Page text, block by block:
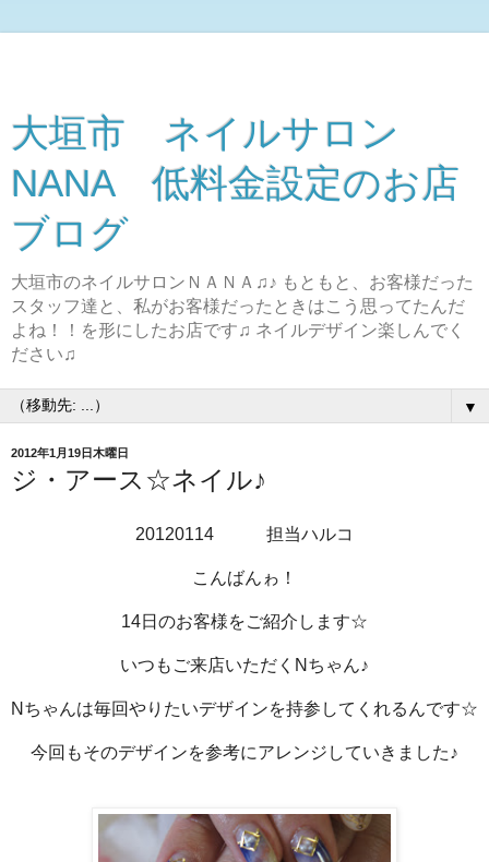
大垣市 ネイルサロン
NANA 低料金設定のお店
ブログ
大垣市のネイルサロンＮＡＮＡ♫♪ もともと、お客様だった
スタッフ達と、私がお客様だったときはこう思ってたんだ
よね！！を形にしたお店です♫ ネイルデザイン楽しんでく
ださい♫
▼
2012年1月19日木曜日
ジ・アース☆ネイル♪
20120114 担当ハルコ
こんばんゎ！
14日のお客様をご紹介します☆
いつもご来店いただくNちゃん♪
Nちゃんは毎回やりたいデザインを持参してくれるんです☆
今回もそのデザインを参考にアレンジしていきました♪